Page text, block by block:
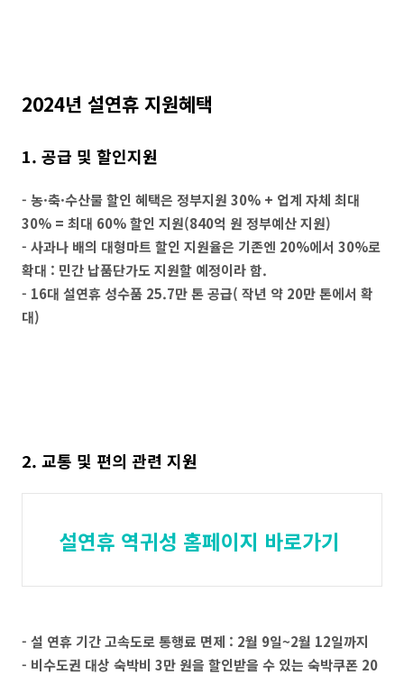
2024년 설연휴 지원혜택
1. 공급 및 할인지원
- 농·축·수산물 할인 혜택은 정부지원 30% + 업계 자체 최대
30% = 최대 60% 할인 지원(840억 원 정부예산 지원)
- 사과나 배의 대형마트 할인 지원율은 기존엔 20%에서 30%로
확대 : 민간 납품단가도 지원할 예정이라 함.
- 16대 설연휴 성수품 25.7만 톤 공급( 작년 약 20만 톤에서 확
대)
2. 교통 및 편의 관련 지원
설연휴 역귀성 홈페이지 바로가기
- 설 연휴 기간 고속도로 통행료 면제 : 2월 9일~2월 12일까지
- 비수도권 대상 숙박비 3만 원을 할인받을 수 있는 숙박쿠폰 20